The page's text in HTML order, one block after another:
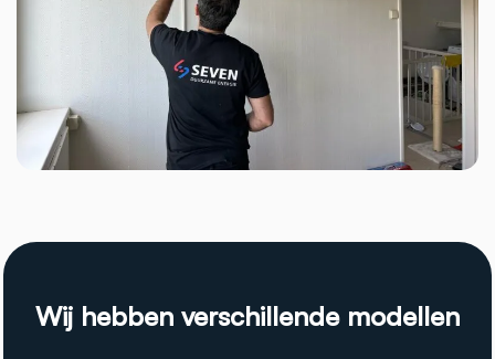
Wij hebben verschillende modellen